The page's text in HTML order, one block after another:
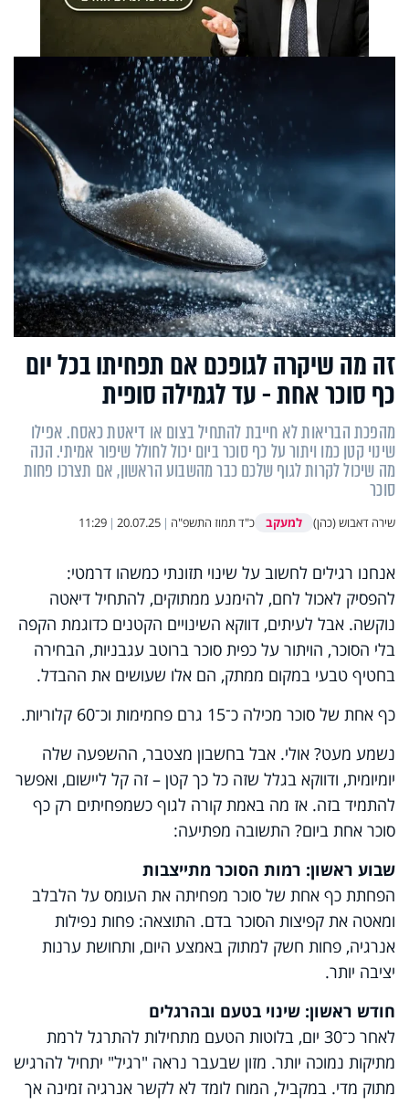
זה מה שיקרה לגופכם אם תפחיתו בכל יום
כף סוכר אחת - עד לגמילה סופית
מהפכת הבריאות לא חייבת להתחיל בצום או דיאטת כאסח. אפילו
שינוי קטן כמו ויתור על כף סוכר ביום יכול לחולל שיפור אמיתי. הנה
מה שיכול לקרות לגוף שלכם כבר מהשבוע הראשון, אם תצרכו פחות
סוכר
שירה דאבוש (כהן) למעקב כ"ד תמוז התשפ"ה |
20.07.25
|
11:29
אנחנו רגילים לחשוב על שינוי תזונתי כמשהו דרמטי:
להפסיק לאכול לחם, להימנע ממתוקים, להתחיל דיאטה
נוקשה. אבל לעיתים, דווקא השינויים הקטנים כדוגמת הקפה
בלי הסוכר, הויתור על כפית סוכר ברוטב עגבניות, הבחירה
בחטיף טבעי במקום ממתק, הם אלו שעושים את ההבדל.
כף אחת של סוכר מכילה כ־15 גרם פחמימות וכ־60 קלוריות.
נשמע מעט? אולי. אבל בחשבון מצטבר, ההשפעה שלה
יומיומית, ודווקא בגלל שזה כל כך קטן – זה קל ליישום, ואפשר
להתמיד בזה. אז מה באמת קורה לגוף כשמפחיתים רק כף
סוכר אחת ביום? התשובה מפתיעה:
שבוע ראשון: רמות הסוכר מתייצבות
הפחתת כף אחת של סוכר מפחיתה את העומס על הלבלב
ומאטה את קפיצות הסוכר בדם. התוצאה: פחות נפילות
אנרגיה, פחות חשק למתוק באמצע היום, ותחושת ערנות
יציבה יותר.
חודש ראשון: שינוי בטעם ובהרגלים
לאחר כ־30 יום, בלוטות הטעם מתחילות להתרגל לרמת
מתיקות נמוכה יותר. מזון שבעבר נראה "רגיל" יתחיל להרגיש
מתוק מדי. במקביל, המוח לומד לא לקשר אנרגיה זמינה אך